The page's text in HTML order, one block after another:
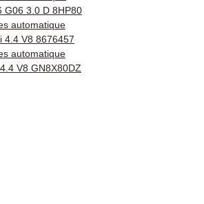
G06 3.0 D 8HP80
automatique
4.4 V8 8676457
automatique
V8 GN8X80DZ